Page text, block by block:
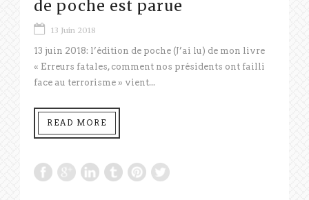
de poche est parue
13 Juin 2018
13 juin 2018: l’édition de poche (J’ai lu) de mon livre
« Erreurs fatales, comment nos présidents ont failli
face au terrorisme » vient...
READ MORE